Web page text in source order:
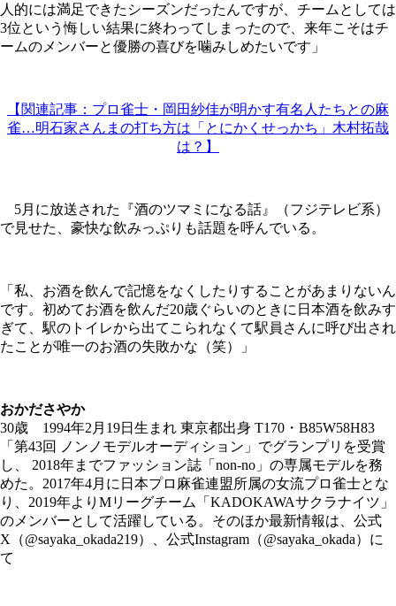
人的には満足できたシーズンだったんですが、チームとしては
3位という悔しい結果に終わってしまったので、来年こそはチ
ームのメンバーと優勝の喜びを噛みしめたいです」
【関連記事：プロ雀士・岡田紗佳が明かす有名人たちとの麻
雀…明石家さんまの打ち方は「とにかくせっかち」木村拓哉
は？】
5月に放送された『酒のツマミになる話』（フジテレビ系）
で見せた、豪快な飲みっぷりも話題を呼んでいる。
「私、お酒を飲んで記憶をなくしたりすることがあまりないん
です。初めてお酒を飲んだ20歳ぐらいのときに日本酒を飲みす
ぎて、駅のトイレから出てこられなくて駅員さんに呼び出され
たことが唯一のお酒の失敗かな（笑）」
おかださやか
30歳 1994年2月19日生まれ 東京都出身 T170・B85W58H83
「第43回 ノンノモデルオーディション」でグランプリを受賞
し、 2018年までファッション誌「non-no」の専属モデルを務
めた。2017年4月に日本プロ麻雀連盟所属の女流プロ雀士とな
り、2019年よりMリーグチーム「KADOKAWAサクラナイツ」
のメンバーとして活躍している。そのほか最新情報は、公式
X（@sayaka_okada219）、公式Instagram（@sayaka_okada）に
て